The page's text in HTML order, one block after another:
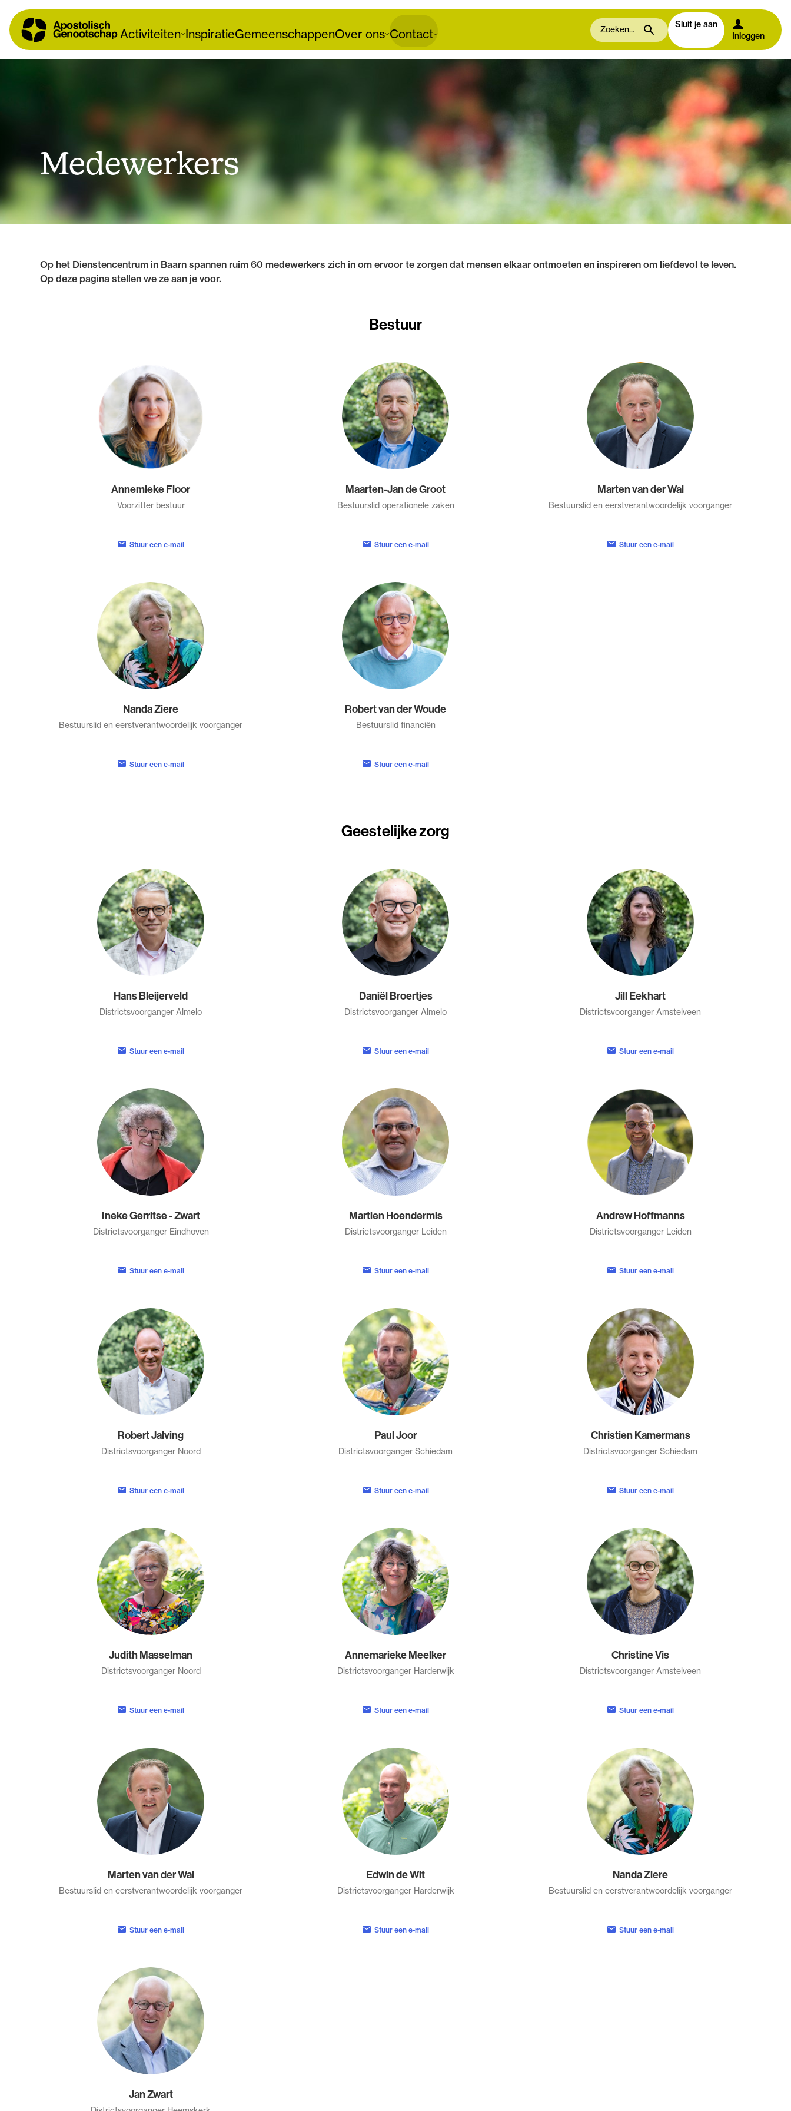
Activiteiten InspiratieGemeenschappenOver ons Contact
Sluit je aan
Inloggen
Medewerkers
Op het Dienstencentrum in Baarn spannen ruim 60 medewerkers zich in om ervoor te zorgen dat mensen elkaar ontmoeten en inspireren om liefdevol te leven.
Op deze pagina stellen we ze aan je voor.
Bestuur
Annemieke Floor
Voorzitter bestuur
Stuur een e-mail
Maarten-Jan de Groot
Bestuurslid operationele zaken
Stuur een e-mail
Marten van der Wal
Bestuurslid en eerstverantwoordelijk voorganger
Stuur een e-mail
Nanda Ziere
Bestuurslid en eerstverantwoordelijk voorganger
Stuur een e-mail
Robert van der Woude
Bestuurslid financiën
Stuur een e-mail
Geestelijke zorg
Hans Bleijerveld
Districtsvoorganger Almelo
Stuur een e-mail
Daniël Broertjes
Districtsvoorganger Almelo
Stuur een e-mail
Jill Eekhart
Districtsvoorganger Amstelveen
Stuur een e-mail
Ineke Gerritse - Zwart
Districtsvoorganger Eindhoven
Stuur een e-mail
Martien Hoendermis
Districtsvoorganger Leiden
Stuur een e-mail
Andrew Hoffmanns
Districtsvoorganger Leiden
Stuur een e-mail
Robert Jalving
Districtsvoorganger Noord
Stuur een e-mail
Paul Joor
Districtsvoorganger Schiedam
Stuur een e-mail
Christien Kamermans
Districtsvoorganger Schiedam
Stuur een e-mail
Judith Masselman
Districtsvoorganger Noord
Stuur een e-mail
Annemarieke Meelker
Districtsvoorganger Harderwijk
Stuur een e-mail
Christine Vis
Districtsvoorganger Amstelveen
Stuur een e-mail
Marten van der Wal
Bestuurslid en eerstverantwoordelijk voorganger
Stuur een e-mail
Edwin de Wit
Districtsvoorganger Harderwijk
Stuur een e-mail
Nanda Ziere
Bestuurslid en eerstverantwoordelijk voorganger
Stuur een e-mail
Jan Zwart